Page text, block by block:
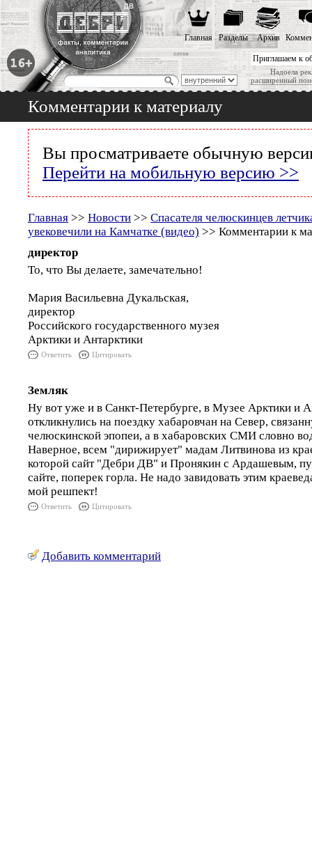
Приглашаем к
Надоела
расширенный
Главная Разделы Архив
Комментарии к материалу
Вы просматриваете обычную
Перейти на мобильную версию >>
Главная >> Новости >> Спасателя челюскинцев
увековечили на Камчатке (видео) >> Комментарии к
директор
То, что Вы делаете, замечательно!
Мария Васильевна Дукальская,
директор
Российского государственного музея
Арктики и Антарктики
Ответить Цитировать
Земляк
Ну вот уже и в Санкт-Петербурге, в Музее Арктики и
откликнулись на поездку хабаровчан на Север,
челюскинской эпопеи, а в хабаровских СМИ словно
Наверное, всем "дирижирует" мадам Литвинова из
которой сайт "Дебри ДВ" и Пронякин с Ардашевым,
сайте, поперек горла. Не надо завидовать этим
мой решпект!
Ответить Цитировать
Добавить комментарий